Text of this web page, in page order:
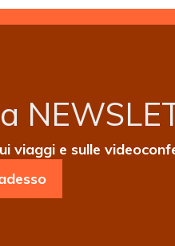
viaggi e sulle